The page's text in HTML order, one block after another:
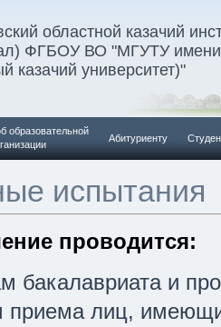
областной казачий
ФГБОУ ВО "МГУТУ имени
казачий университет)"
образовательной
Абитуриенту
испытания
проводится:
бакалавриата и
приема лиц,